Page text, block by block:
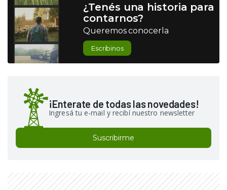
¿Tenés una historia para
contarnos?
Queremos conocerla
Escribinos
¡Enterate de todas las novedades!
Ingresá tu e-mail y recibí nuestro newsletter
Suscribirme